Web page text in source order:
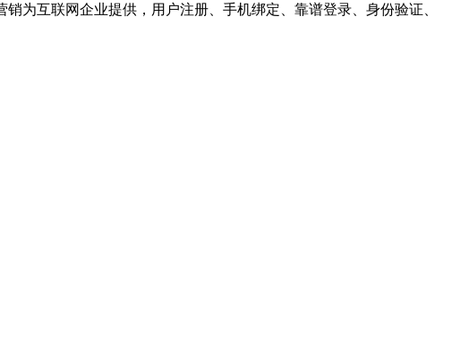
为互联网企业提供，用户注册、手机绑定、靠谱登录、身份验证、